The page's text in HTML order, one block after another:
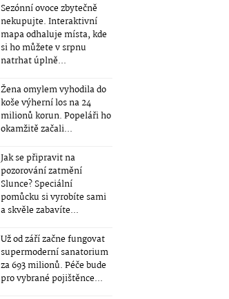
Sezónní ovoce zbytečně
nekupujte. Interaktivní
mapa odhaluje místa, kde
si ho můžete v srpnu
natrhat úplně...
Žena omylem vyhodila do
koše výherní los na 24
milionů korun. Popeláři ho
okamžitě začali...
Jak se připravit na
pozorování zatmění
Slunce? Speciální
pomůcku si vyrobíte sami
a skvěle zabavíte...
Už od září začne fungovat
supermoderní sanatorium
za 693 milionů. Péče bude
pro vybrané pojištěnce...